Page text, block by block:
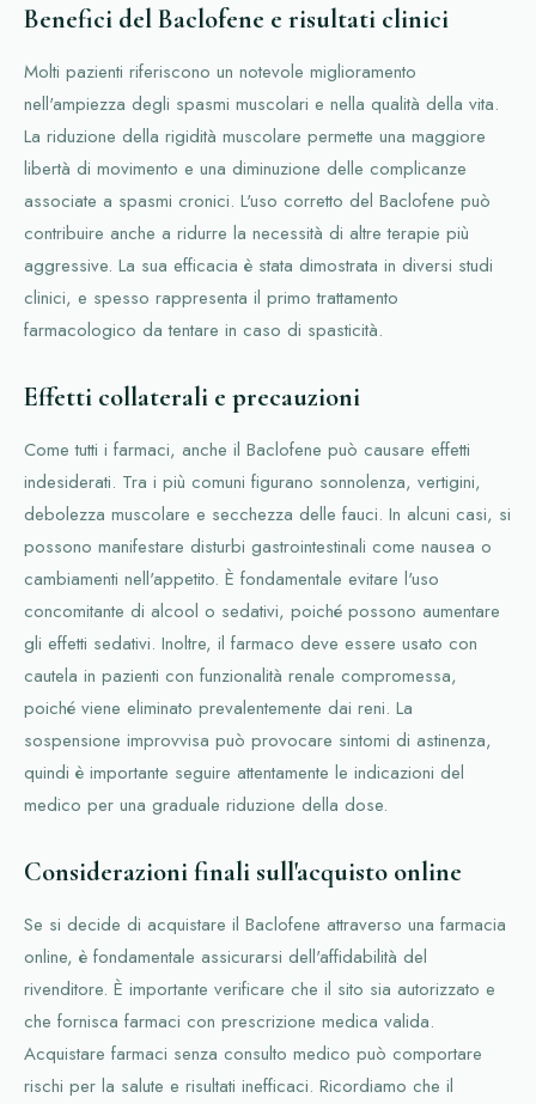
Benefici del Baclofene e risultati clinici
Molti pazienti riferiscono un notevole miglioramento
nell'ampiezza degli spasmi muscolari e nella qualità della vita.
La riduzione della rigidità muscolare permette una maggiore
libertà di movimento e una diminuzione delle complicanze
associate a spasmi cronici. L'uso corretto del Baclofene può
contribuire anche a ridurre la necessità di altre terapie più
aggressive. La sua efficacia è stata dimostrata in diversi studi
clinici, e spesso rappresenta il primo trattamento
farmacologico da tentare in caso di spasticità.
Effetti collaterali e precauzioni
Come tutti i farmaci, anche il Baclofene può causare effetti
indesiderati. Tra i più comuni figurano sonnolenza, vertigini,
debolezza muscolare e secchezza delle fauci. In alcuni casi, si
possono manifestare disturbi gastrointestinali come nausea o
cambiamenti nell'appetito. È fondamentale evitare l'uso
concomitante di alcool o sedativi, poiché possono aumentare
gli effetti sedativi. Inoltre, il farmaco deve essere usato con
cautela in pazienti con funzionalità renale compromessa,
poiché viene eliminato prevalentemente dai reni. La
sospensione improvvisa può provocare sintomi di astinenza,
quindi è importante seguire attentamente le indicazioni del
medico per una graduale riduzione della dose.
Considerazioni finali sull'acquisto online
Se si decide di acquistare il Baclofene attraverso una farmacia
online, è fondamentale assicurarsi dell'affidabilità del
rivenditore. È importante verificare che il sito sia autorizzato e
che fornisca farmaci con prescrizione medica valida.
Acquistare farmaci senza consulto medico può comportare
rischi per la salute e risultati inefficaci. Ricordiamo che il